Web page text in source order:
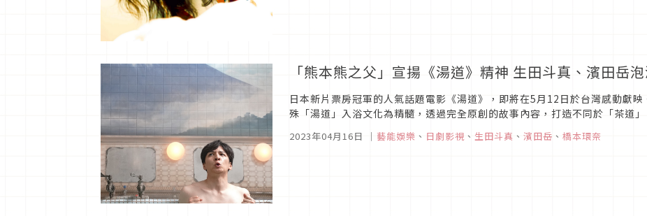
「熊本熊之父」宣揚《湯道》精神 生田斗真、濱田岳
日本新片票房冠軍的人氣話題電影《湯道》，即將在5月12日於台灣感動獻
殊「湯道」入浴文化為精髓，透過完全原創的故事內容，打造不同於「茶道
2023年04月16日 ｜ 藝能娛樂 、 日劇影視 、 生田斗真 、 濱田岳 、 橋本環奈